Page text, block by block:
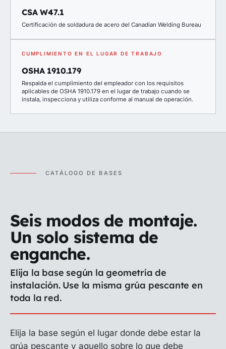
CSA W47.1
Certificación de soldadura de acero del Canadian Welding Bureau
CUMPLIMIENTO EN EL LUGAR DE TRABAJO
OSHA 1910.179
Respalda el cumplimiento del empleador con los requisitos
aplicables de OSHA 1910.179 en el lugar de trabajo cuando se
instala, inspecciona y utiliza conforme al manual de operación.
CATÁLOGO DE BASES
Seis modos de montaje.
Un solo sistema de
enganche.
Elija la base según la geometría de
instalación. Use la misma grúa pescante en
toda la red.
Elija la base según el lugar donde debe estar la
grúa pescante y aquello sobre lo que debe